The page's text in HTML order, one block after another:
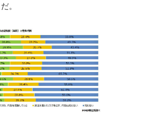
。